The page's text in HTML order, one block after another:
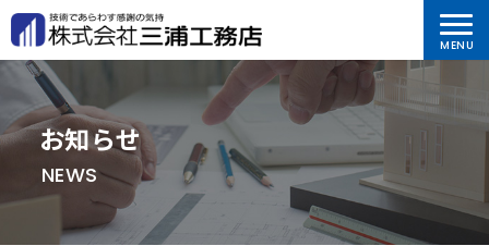
お知らせ
NEWS